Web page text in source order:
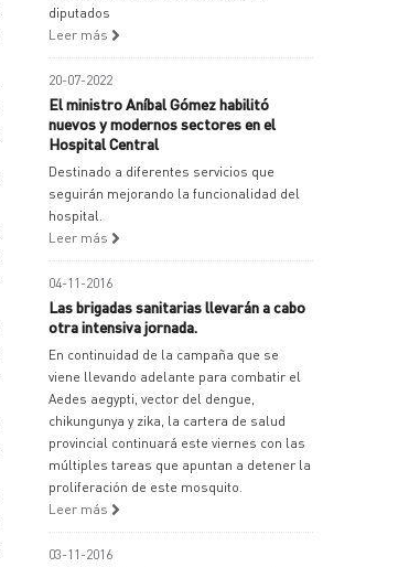
diputados
Leer más
20-07-2022
El ministro Aníbal Gómez habilitó
nuevos y modernos sectores en el
Hospital Central
Destinado a diferentes servicios que
seguirán mejorando la funcionalidad del
hospital.
Leer más
04-11-2016
Las brigadas sanitarias llevarán a cabo
otra intensiva jornada.
En continuidad de la campaña que se
viene llevando adelante para combatir el
Aedes aegypti, vector del dengue,
chikungunya y zika, la cartera de salud
provincial continuará este viernes con las
múltiples tareas que apuntan a detener la
proliferación de este mosquito.
Leer más
03-11-2016